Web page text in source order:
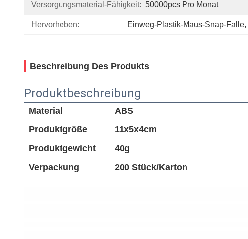
Versorgungsmaterial-Fähigkeit: 50000pcs Pro Monat
Hervorheben: Einweg-Plastik-Maus-Snap-Falle,
Beschreibung Des Produkts
Produktbeschreibung
Material
ABS
Produktgröße
11x5x4cm
Produktgewicht
40g
Verpackung
200 Stück/Karton